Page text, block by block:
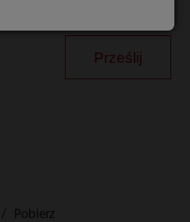
Prześlij
Pobierz